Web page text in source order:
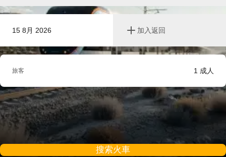
15 8月 2026 加入返回
旅客 1 成人
搜索火車